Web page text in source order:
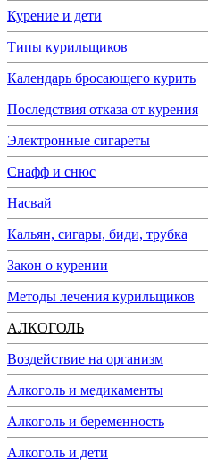
Курение и дети
Типы курильщиков
Календарь бросающего курить
Последствия отказа от курения
Электронные сигареты
Снафф и снюс
Насвай
Кальян, сигары, биди, трубка
Закон о курении
Методы лечения курильщиков
АЛКОГОЛЬ
Воздействие на организм
Алкоголь и медикаменты
Алкоголь и беременность
Алкоголь и дети